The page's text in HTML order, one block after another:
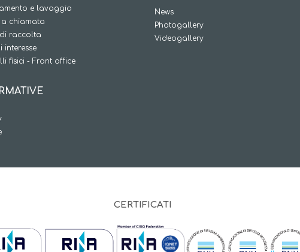
e lavaggio
a chiamata
raccolta
interesse
fisici - Front office
News
Photogallery
Videogallery
CERTIFICATI